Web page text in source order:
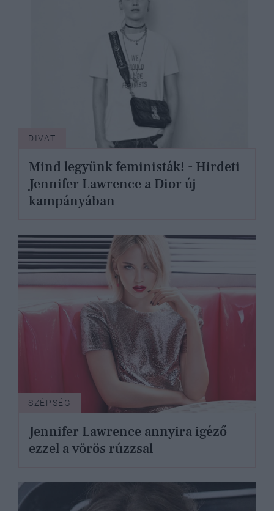
DIVAT
Mind legyünk feministák! - Hirdeti
Jennifer Lawrence a Dior új
kampányában
SZÉPSÉG
Jennifer Lawrence annyira igéző
ezzel a vörös rúzzsal